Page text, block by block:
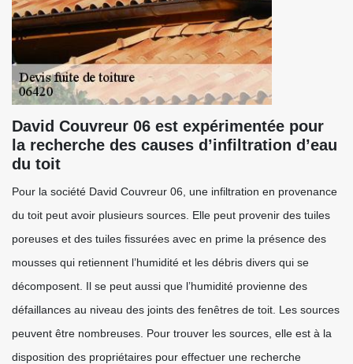
David Couvreur 06 est expérimentée pour
la recherche des causes d’infiltration d’eau
du toit
Pour la société David Couvreur 06, une infiltration en provenance
du toit peut avoir plusieurs sources. Elle peut provenir des tuiles
poreuses et des tuiles fissurées avec en prime la présence des
mousses qui retiennent l’humidité et les débris divers qui se
décomposent. Il se peut aussi que l’humidité provienne des
défaillances au niveau des joints des fenêtres de toit. Les sources
peuvent être nombreuses. Pour trouver les sources, elle est à la
disposition des propriétaires pour effectuer une recherche